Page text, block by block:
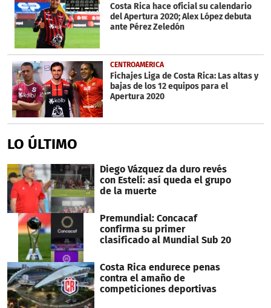
Costa Rica hace oficial su calendario
del Apertura 2020; Alex López debuta
ante Pérez Zeledón
CENTROAMÉRICA
Fichajes Liga de Costa Rica: Las altas y
bajas de los 12 equipos para el
Apertura 2020
LO ÚLTIMO
Diego Vázquez da duro revés
con Estelí: así queda el grupo
de la muerte
Premundial: Concacaf
confirma su primer
clasificado al Mundial Sub 20
Costa Rica endurece penas
contra el amaño de
competiciones deportivas